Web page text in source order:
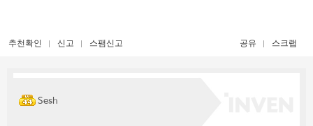
추천확인 신고 스팸신고 공유 스크랩
Sesh